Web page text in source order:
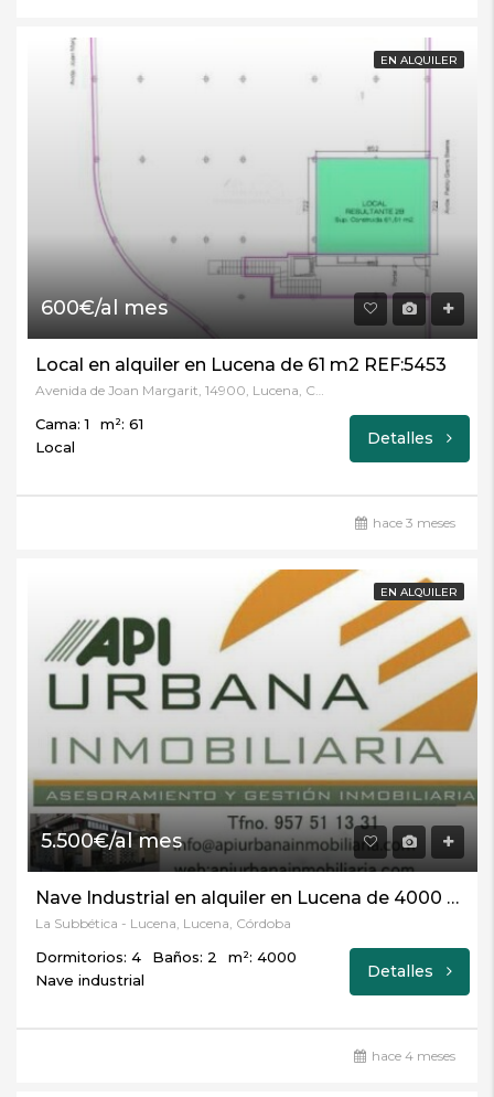
EN ALQUILER
600€/al mes
Local en alquiler en Lucena de 61 m2 REF:5453
Avenida de Joan Margarit, 14900, Lucena, Córdoba
Cama: 1
m²: 61
Local
Detalles
hace 3 meses
EN ALQUILER
5.500€/al mes
Nave Industrial en alquiler en Lucena de 4000 m2 REF:1401
La Subbética - Lucena, Lucena, Córdoba
Dormitorios: 4 Baños: 2
m²: 4000
Nave industrial
Detalles
hace 4 meses